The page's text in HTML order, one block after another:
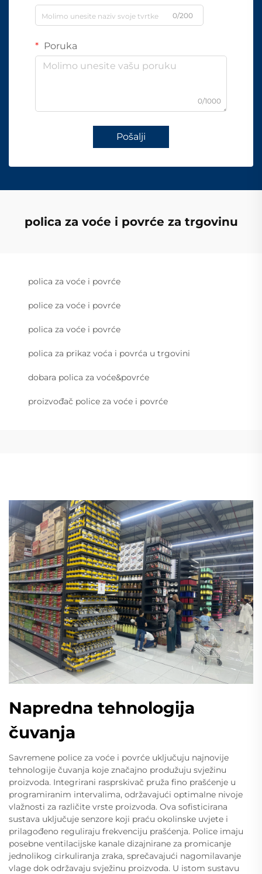
0/200
Poruka
0/1000
Pošalji
polica za voće i povrće za trgovinu
polica za voće i povrće
police za voće i povrće
polica za voće i povrće
polica za prikaz voća i povrća u trgovini
dobara polica za voće&povrće
proizvođač police za voće i povrće
Napredna tehnologija
čuvanja
Savremene police za voće i povrće uključuju najnovije
tehnologije čuvanja koje značajno produžuju svježinu
proizvoda. Integrirani rasprskivač pruža fino prašćenje u
programiranim intervalima, održavajući optimalne nivoje
vlažnosti za različite vrste proizvoda. Ova sofisticirana
sustava uključuje senzore koji praću okolinske uvjete i
prilagođeno reguliraju frekvenciju prašćenja. Police imaju
posebne ventilacijske kanale dizajnirane za promicanje
jednolikog cirkuliranja zraka, sprečavajući nagomilavanje
vlage dok održavaju svježinu proizvoda. U istom sustavu